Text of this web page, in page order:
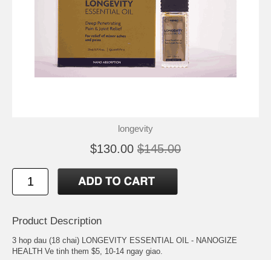
longevity
$130.00 $145.00
Product Description
3 hop dau (18 chai) LONGEVITY ESSENTIAL OIL - NANOGIZE
HEALTH Ve tinh them $5, 10-14 ngay giao.